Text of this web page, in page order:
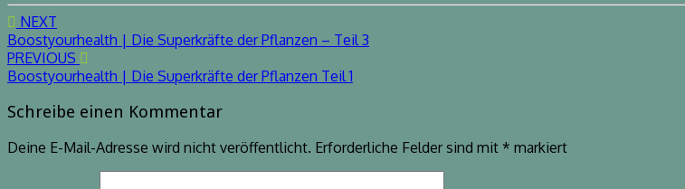
Post
navigation
NEXT
Boostyourhealth | Die Superkräfte der Pflanzen – Teil 3
PREVIOUS
Boostyourhealth | Die Superkräfte der Pflanzen Teil 1
Schreibe einen Kommentar
Deine E-Mail-Adresse wird nicht veröffentlicht. Erforderliche Felder sind mit * markiert